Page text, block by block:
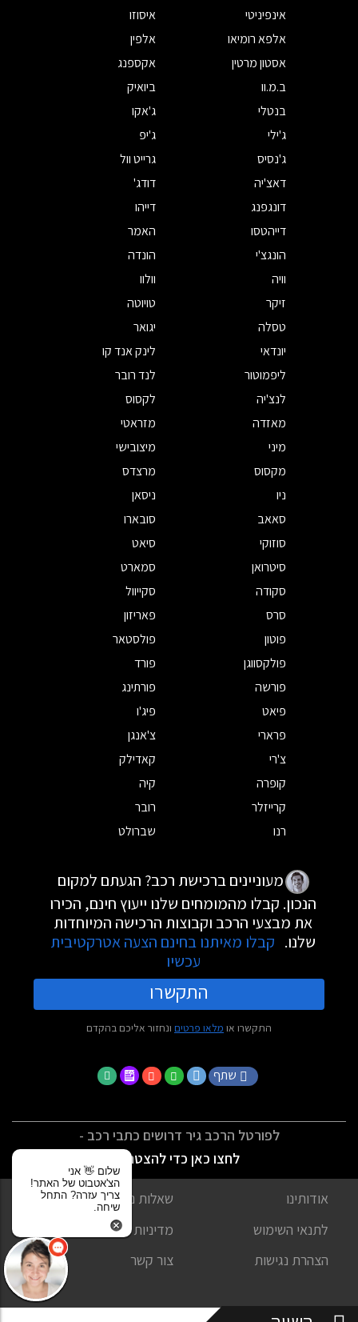
אינפיניטי
איסוזו
אלפא רומיאו
אלפין
אסטון מרטין
אקספנג
ב.מ.וו
ביואיק
בנטלי
ג'אקו
ג'ילי
ג'יפ
ג'נסיס
גרייט וול
דאצ'יה
דודג'
דונגפנג
דייהו
דייהטסו
האמר
הונגצ'י
הונדה
וויה
וולוו
זיקר
טויוטה
טסלה
יגואר
יונדאי
לינק אנד קו
ליפמוטור
לנד רובר
לנצ'יה
לקסוס
מאזדה
מזראטי
מיני
מיצובישי
מקסוס
מרצדס
ניו
ניסאן
סאאב
סובארו
סוזוקי
סיאט
סיטרואן
סמארט
סקודה
סקייוול
סרס
פאריזון
פוטון
פולסטאר
פולקסווגן
פורד
פורשה
פורתינג
פיאט
פיג'ו
פרארי
צ'אנגן
צ'רי
קאדילק
קופרה
קיה
קרייזלר
רובר
רנו
שברולט
מעוניינים ברכישת רכב? הגעתם למקום
הנכון. קבלו מהמומחים שלנו ייעוץ חינם, הכירו
את מבצעי הרכב וקבוצות הרכישה המיוחדות
שלנו. קבלו מאיתנו בחינם הצעה אטרקטיבית
עכשיו
התקשרו
התקשרו או מלאו פרטים ונחזור אליכם בהקדם
שתף
לפורטל הרכב גיר דרושים כתבי רכב -
לחצו כאן כדי להצטרף
אודותינו
שאלות נפוצות
לתנאי השימוש
מדיניות פרטיות
הצהרת נגישות
צור קשר
שלום 👋 אני
הצ'אטבוט של האתר!
צריך עזרה? התחל
שיחה.